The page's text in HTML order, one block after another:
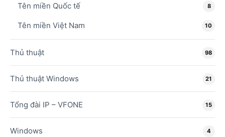
Tên miền Quốc tế 8
Tên miền Việt Nam 10
Thủ thuật 98
Thủ thuật Windows 21
Tổng đài IP – VFONE 15
Windows 4